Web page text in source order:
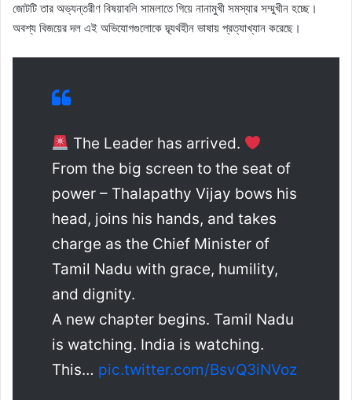
জোটটি তার অভ্যন্তরীণ বিষয়াবলি সামলাতে গিয়ে নানামুখী সমস্যার সম্মুখীন হচ্ছে।
অবশ্য বিজয়ের দল এই অভিযোগগুলোকে দ্ব্যর্থহীন ভাষায় প্রত্যাখ্যান করেছে।
The Leader has arrived.
From the big screen to the seat of
power – Thalapathy Vijay bows his
head, joins his hands, and takes
charge as the Chief Minister of
Tamil Nadu with grace, humility,
and dignity.
A new chapter begins. Tamil Nadu
is watching. India is watching.
This… pic.twitter.com/BsvQ3iNVoz